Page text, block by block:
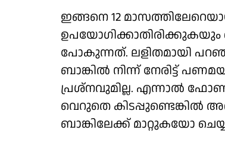
ഇങ്ങനെ 12
പോകുന്നത്. ലളിതമായി
ബാങ്കില്‍ നിന്ന് നേരിട്ട്
പ്രശ്‌നവുമില്ല. എന്നാല്‍
വെറുതെ കിടപ്പുണ്ടെങ്കില്‍
ബാങ്കിലേക്ക് മാറ്റുകയോ